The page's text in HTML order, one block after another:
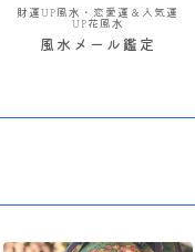
財運UP風水・恋愛運＆人気運
UP花風水
風水メール鑑定